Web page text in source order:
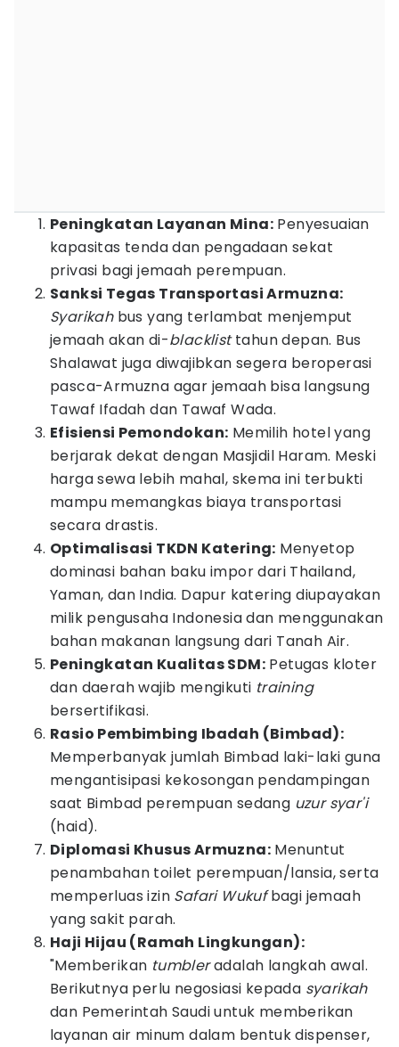
Peningkatan Layanan Mina: Penyesuaian
kapasitas tenda dan pengadaan sekat
privasi bagi jemaah perempuan.
Sanksi Tegas Transportasi Armuzna:
Syarikahbus yang terlambat menjemput
jemaah akan di-blacklisttahun depan. Bus
Shalawat juga diwajibkan segera beroperasi
pasca-Armuzna agar jemaah bisa langsung
Tawaf Ifadah dan Tawaf Wada.
Efisiensi Pemondokan: Memilih hotel yang
berjarak dekat dengan Masjidil Haram. Meski
harga sewa lebih mahal, skema ini terbukti
mampu memangkas biaya transportasi
secara drastis.
Optimalisasi TKDN Katering: Menyetop
dominasi bahan baku impor dari Thailand,
Yaman, dan India. Dapur katering diupayakan
milik pengusaha Indonesia dan menggunakan
bahan makanan langsung dari Tanah Air.
Peningkatan Kualitas SDM: Petugas kloter
dan daerah wajib mengikuti training
bersertifikasi.
Rasio Pembimbing Ibadah (Bimbad):
Memperbanyak jumlah Bimbad laki-laki guna
mengantisipasi kekosongan pendampingan
saat Bimbad perempuan sedang uzur syar'i
(haid).
Diplomasi Khusus Armuzna: Menuntut
penambahan toilet perempuan/lansia, serta
memperluas izin Safari Wukufbagi jemaah
yang sakit parah.
Haji Hijau (Ramah Lingkungan):
"Memberikan tumbleradalah langkah awal.
Berikutnya perlu negosiasi kepada syarikah
dan Pemerintah Saudi untuk memberikan
layanan air minum dalam bentuk dispenser,